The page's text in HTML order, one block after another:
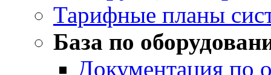
Тарифные планы
База по
Документация по